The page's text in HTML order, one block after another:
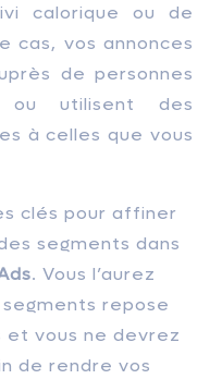
calorique ou de
cas, vos annonces
de personnes
ou utilisent des
à celles que vous
clés pour affiner
segments dans
. Vous l’aurez
repose
vous ne devrez
de rendre vos